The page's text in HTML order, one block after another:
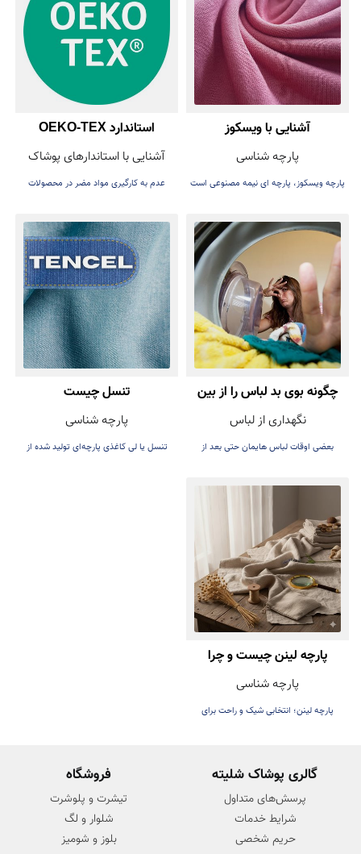
آشنایی با ویسکوز
پارچه شناسی
پارچه ویسکوز، پارچه ای نیمه مصنوعی است
استاندارد OEKO-TEX
آشنایی با استاندارهای پوشاک
عدم به کارگیری مواد مضر در محصولات
چگونه بوی بد لباس را از بین
ببریم؟
نگهداری از لباس
بعضی اوقات لباس هایمان حتی بعد از
تنسل چیست
پارچه شناسی
تنسل یا لی کاغذی پارچه‌ای تولید شده از
پارچه لینن چیست و چرا
بهترین گزینه برای تابستان
است؟
پارچه شناسی
پارچه لینن؛ انتخابی شیک و راحت برای
گالری پوشاک شلیته
پرسش‌های متداول
شرایط خدمات
حریم شخصی
فروشگاه
تیشرت و پلوشرت
شلوار و لگ
بلوز و شومیز